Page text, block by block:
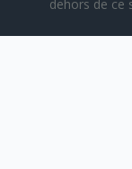
dehors de ce